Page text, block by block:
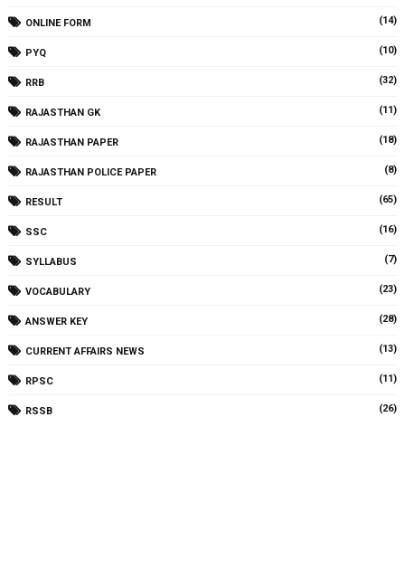
ONLINE FORM (14)
PYQ (10)
RRB (32)
RAJASTHAN GK (11)
RAJASTHAN PAPER (18)
RAJASTHAN POLICE PAPER (8)
RESULT (65)
SSC (16)
SYLLABUS (7)
VOCABULARY (23)
ANSWER KEY (28)
CURRENT AFFAIRS NEWS (13)
RPSC (11)
RSSB (26)